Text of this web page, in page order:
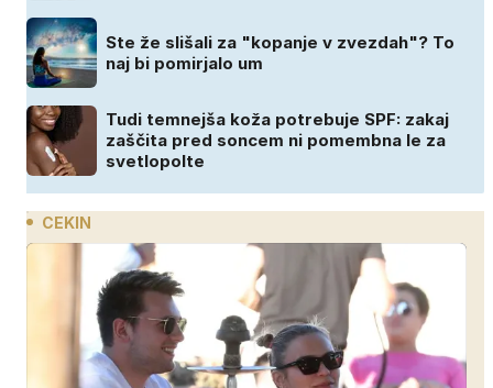
Ste že slišali za "kopanje v zvezdah"? To
naj bi pomirjalo um
Tudi temnejša koža potrebuje SPF: zakaj
zaščita pred soncem ni pomembna le za
svetlopolte
CEKIN